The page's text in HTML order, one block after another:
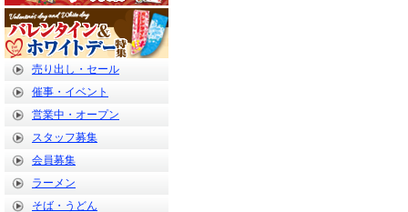
売り出し・セール
催事・イベント
営業中・オープン
スタッフ募集
会員募集
ラーメン
そば・うどん